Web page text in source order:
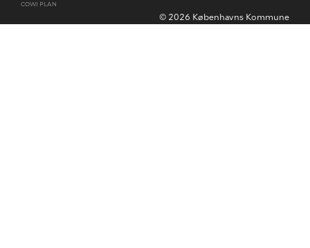
COWI PLAN
© 2026 Københavns Kommune